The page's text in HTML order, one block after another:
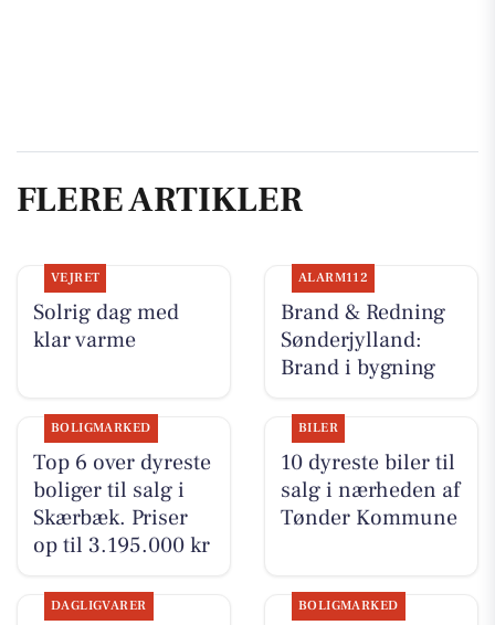
FLERE ARTIKLER
VEJRET
Solrig dag med
klar varme
ALARM112
Brand & Redning
Sønderjylland:
Brand i bygning
BOLIGMARKED
Top 6 over dyreste
boliger til salg i
Skærbæk. Priser
op til 3.195.000 kr
BILER
10 dyreste biler til
salg i nærheden af
Tønder Kommune
DAGLIGVARER BOLIGMARKED